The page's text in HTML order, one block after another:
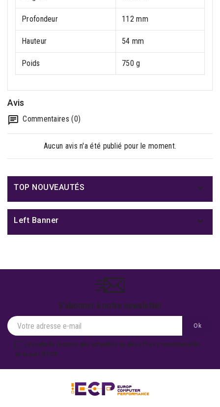
Profondeur 112 mm
Hauteur 54 mm
Poids 750 g
Avis
Commentaires (0)
Aucun avis n'a été publié pour le moment.
TOP NOUVEAUTÉS 
Left Banner 
S'abonner à notre newsletter
Je souhaite recevoir des actualités ou des offres promotionnelles
de la part d'ECP.